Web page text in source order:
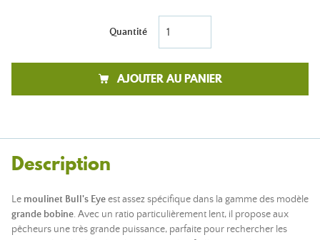
Quantité
AJOUTER AU PANIER
Description
Le moulinet Bull's Eyeest assez spécifique dans la gamme des modèle
grande bobine. Avec un ratio particulièrement lent, il propose aux
pêcheurs une très grande puissance, parfaite pour rechercher les